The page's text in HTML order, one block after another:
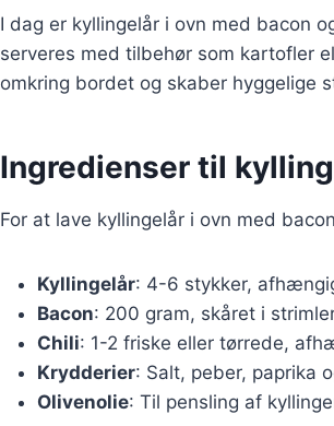
I dag er kyllingelår i ovn med bacon
serveres med tilbehør som kartofler
omkring bordet og skaber hyggelige
Ingredienser til
For at lave kyllingelår i ovn med
Kyllingelår: 4-6 stykker,
Bacon: 200 gram, skåret i
Chili: 1-2 friske eller tørrede,
Krydderier: Salt, peber, paprika
Olivenolie: Til pensling af